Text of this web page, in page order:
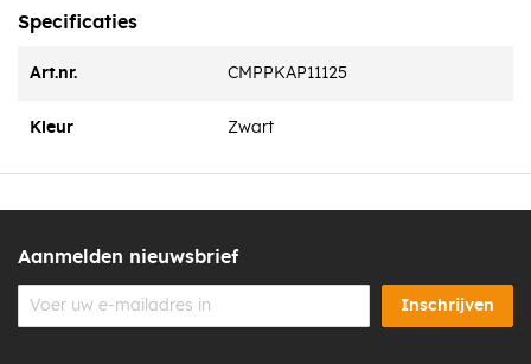
Duurzaam en onderhoudsarm
bovenkap zorgt voor een waterafstotende bescherming en
verlengt de levensduur van de dakdoorvoerconstructie.
Specificaties
Art.nr. CMPPKAP11125
Kleur Zwart
Aanmelden nieuwsbrief
Inschrijven